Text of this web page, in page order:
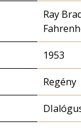
Ray
1953
Regény